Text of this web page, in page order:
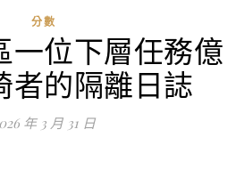
分數
一位下層任務億
者的隔離日誌
年 3 月 31 日